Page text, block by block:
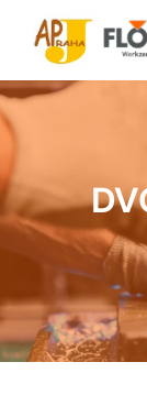
content
FLOTT vrtačky
FLOTT pily
Soustruhy